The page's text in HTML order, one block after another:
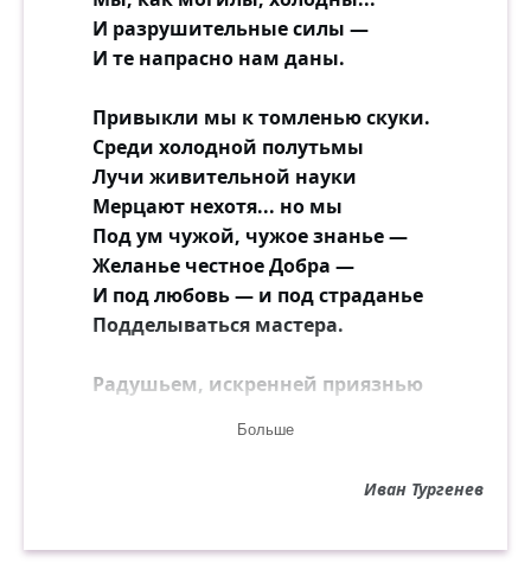
И разрушительные силы —
И те напрасно нам даны.
Привыкли мы к томленью скуки.
Среди холодной полутьмы
Лучи живительной науки
Мерцают нехотя... но мы
Под ум чужой, чужое знанье —
Желанье честное Добра —
И под любовь — и под страданье
Подделываться мастера.
Радушьем, искренней приязнью
Но с недоверчивой боязнью
Он не пленится нашим жаром —
То, что ему досталось даром,
Больше
Иван Тургенев